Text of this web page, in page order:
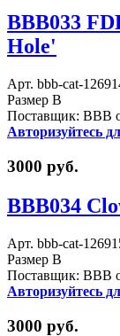
BBB033
Hole'
Арт. bbb-cat-
Размер B
Поставщик: BBB
Авторизуйтесь
3000 руб.
BBB034
Арт. bbb-cat-
Размер B
Поставщик: BBB
Авторизуйтесь
3000 руб.